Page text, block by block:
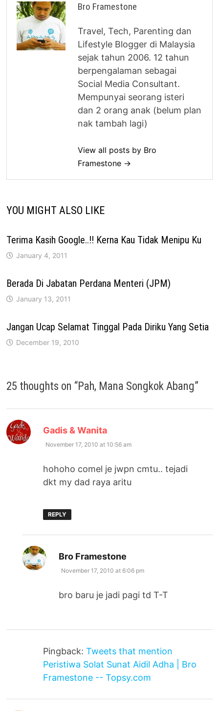
Bro Framestone
Travel, Tech, Parenting dan
Lifestyle Blogger di Malaysia
sejak tahun 2006. 12 tahun
berpengalaman sebagai
Social Media Consultant.
Mempunyai seorang isteri
dan 2 orang anak (belum plan
nak tambah lagi)
View all posts by Bro
Framestone →
YOU MIGHT ALSO LIKE
Terima Kasih Google..!! Kerna Kau Tidak Menipu Ku
January 4, 2011
Berada Di Jabatan Perdana Menteri (JPM)
January 13, 2011
Jangan Ucap Selamat Tinggal Pada Diriku Yang Setia
December 19, 2010
25 thoughts on “Pah, Mana Songkok Abang”
Gadis & Wanita
November 17, 2010 at 10:56 am
hohoho comel je jwpn cmtu.. tejadi
dkt my dad raya aritu
REPLY
Bro Framestone
November 17, 2010 at 6:06 pm
bro baru je jadi pagi td T-T
Pingback:Tweets that mention
Peristiwa Solat Sunat Aidil Adha | Bro
Framestone -- Topsy.com